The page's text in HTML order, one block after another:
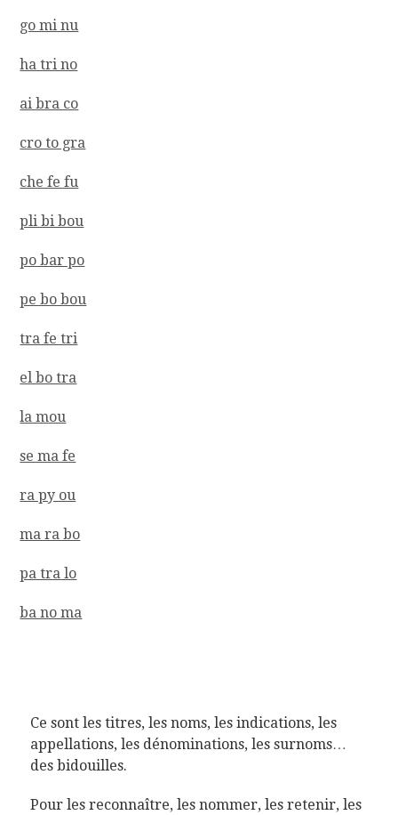
go mi nu
ha tri no
ai bra co
cro to gra
che fe fu
pli bi bou
po bar po
pe bo bou
tra fe tri
el bo tra
la mou
se ma fe
ra py ou
ma ra bo
pa tra lo
ba no ma
Ce sont les titres, les noms, les indications, les
appellations, les dénominations, les surnoms…
des bidouilles.
Pour les reconnaître, les nommer, les retenir, les